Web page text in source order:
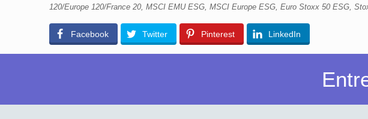
120/Europe 120/France 20, MSCI EMU ESG, MSCI Europe ESG, Euro Stoxx 50 ESG,
Facebook Twitter Pinterest LinkedIn